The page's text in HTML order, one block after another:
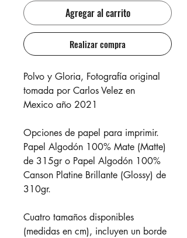
Agregar al carrito
Realizar compra
Polvo y Gloria, Fotografía original
tomada por Carlos Velez en
Mexico año 2021
Opciones de papel para imprimir.
Papel Algodón 100% Mate (Matte)
de 315gr o Papel Algodón 100%
Canson Platine Brillante (Glossy) de
310gr.
Cuatro tamaños disponibles
(medidas en cm), incluyen un borde